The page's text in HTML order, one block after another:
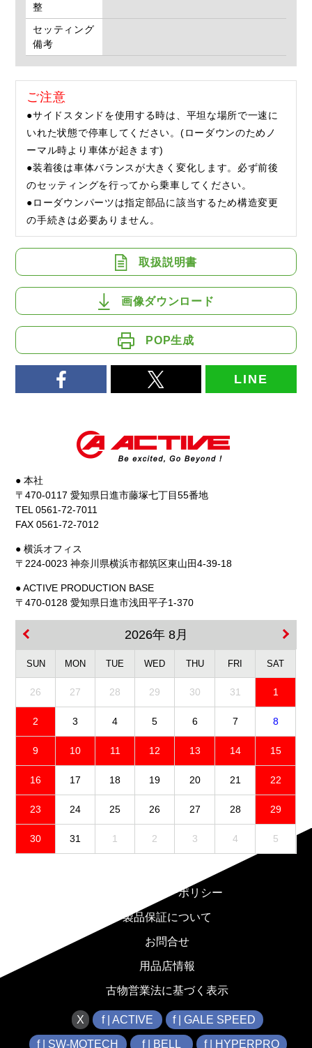
整
セッティング
備考
ご注意
●サイドスタンドを使用する時は、平坦な場所で一速に
いれた状態で停車してください。(ローダウンのためノ
ーマル時より車体が起きます)
●装着後は車体バランスが大きく変化します。必ず前後
のセッティングを行ってから乗車してください。
●ローダウンパーツは指定部品に該当するため構造変更
の手続きは必要ありません。
取扱説明書
画像ダウンロード
POP生成
LINE
● 本社
〒470-0117 愛知県日進市藤塚七丁目55番地
TEL 0561-72-7011
FAX 0561-72-7012
● 横浜オフィス
〒224-0023 神奈川県横浜市都筑区東山田4-39-18
● ACTIVE PRODUCTION BASE
〒470-0128 愛知県日進市浅田平子1-370
2026年 8月
SUN MON TUE WED THU FRI SAT
26 27 28 29 30 31 1
2 3 4 5 6 7 8
9 10 11 12 13 14 15
16 17 18 19 20 21 22
23 24 25 26 27 28 29
30 31 1 2 3 4 5
プライバシーポリシー
製品保証について
お問合せ
用品店情報
古物営業法に基づく表示
X f | ACTIVE f | GALE SPEED
f | SW-MOTECH f | BELL f | HYPERPRO